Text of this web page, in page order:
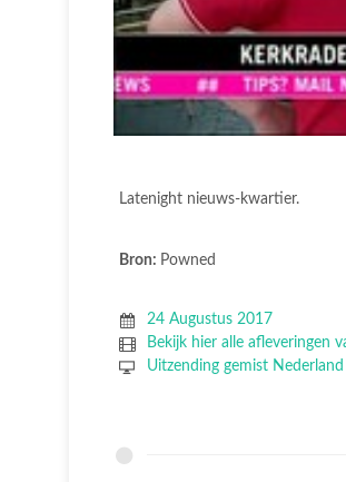
Latenight nieuws-kwartier.
Bron: Powned
24 Augustus 2017
Bekijk hier alle afleveringen
Uitzending gemist